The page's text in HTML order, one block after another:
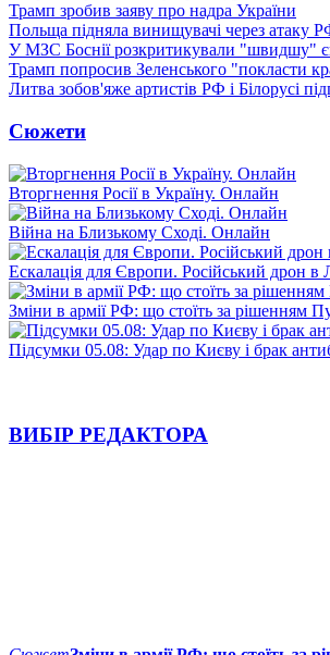
Трамп зробив заяву про надра України
Польща підняла винищувачі через атаку
У МЗС Боснії розкритикували "швидшу"
Трамп попросив Зеленського "покласти
Литва зобов'яже артистів РФ і Білорусі
Сюжети
Вторгнення Росії в Україну. Онлайн
Війна на Близькому Сході. Онлайн
Ескалація для Європи. Російський дрон в
Зміни в армії РФ: що стоїть за рішенням
Підсумки 05.08: Удар по Києву і брак
ВИБІР РЕДАКТОРА